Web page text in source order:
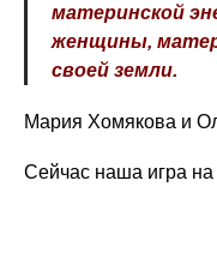
материнской
женщины,
своей земли.
Мария Хомякова и
Сейчас наша игра на
Стань
УЗНАТЬ